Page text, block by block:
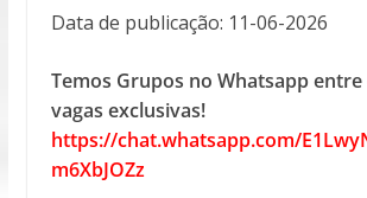
Data de publicação: 11-06-2026
Temos Grupos no Whatsapp entre
vagas exclusivas!
https://chat.whatsapp.com/
m6XbJOZz